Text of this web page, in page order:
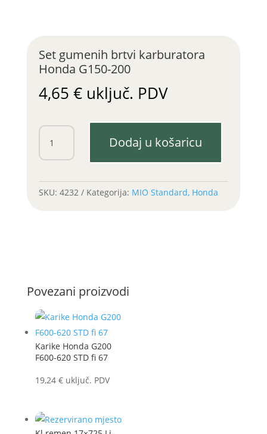
Set gumenih brtvi karburatora
Honda G150-200
4,65 € uključ. PDV
Set
gumenih
brtvi
Dodaj u košaricu
SKU: 4232 Kategorija: MIO Standard, Honda
Povezani proizvodi
Karike Honda G200
F600-620 STD fi 67
19,24 € uključ. PDV